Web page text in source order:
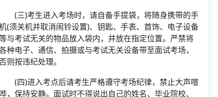
三)考生进入考场时，请自备手提袋，将随身携带的手
(须关机并取消闹铃设置)、钥匙、手表、首饰、电子设备
与考试无关的物品放入袋内，并放在指定位置。严禁将
种电子、通信、拍摄或与考试无关设备带至面试考场，
则按违纪处理。
四)进入考点后请考生严格遵守考场纪律，禁止大声喧
，保持安静。面试时不得说出自己的姓名、毕业院校、